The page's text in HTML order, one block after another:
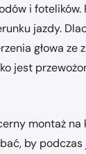
i
jazdy.
głowa
jest
montaż
by